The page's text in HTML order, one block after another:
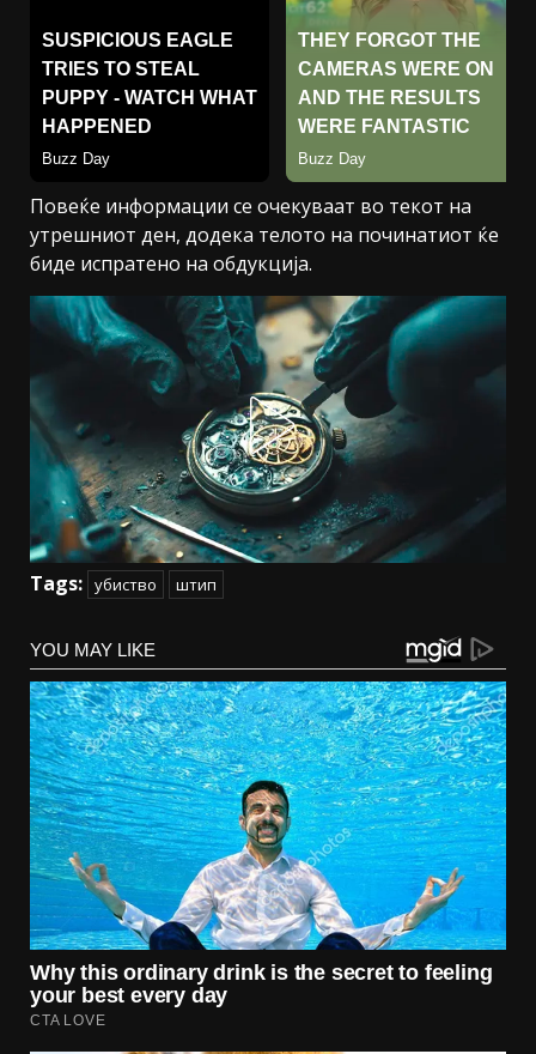
Повеќе информации се очекуваат во текот на
утрешниот ден, додека телото на починатиот ќе
биде испратено на обдукција.
Tags: убиство штип